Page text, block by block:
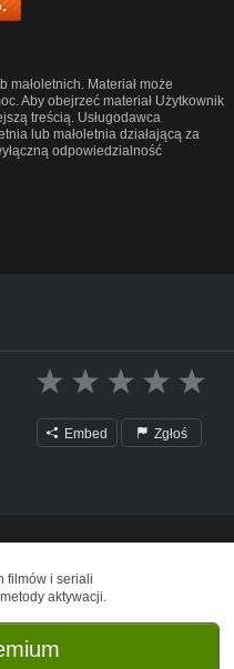
Materiał może
Aby obejrzeć materiał Użytkownik
treścią. Usługodawca
lub małoletnia działającą za
odpowiedzialność
Embed Zgłoś
filmów i seriali
aktywacji.